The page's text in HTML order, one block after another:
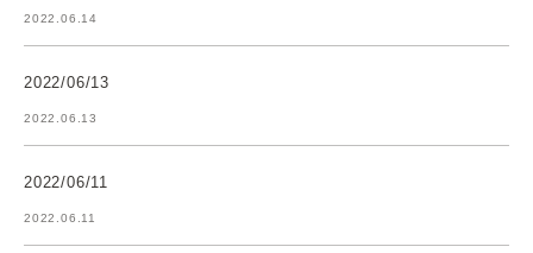
2022.06.14
2022/06/13
2022.06.13
2022/06/11
2022.06.11